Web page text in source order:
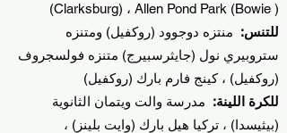
(Clarksburg) ، Allen Pond Park (Bowie )
للتنس: منتزه دوجوود (روكفيل) ومتنزه
ستروبيري نول (جايثرسبيرج) متنزه فولسجروف
(روكفيل) ، كينج فارم بارك (روكفيل)
للكرة اللينة: مدرسة والت ويتمان الثانوية
(بيثيسدا) ، تركيا هيل بارك (وايت بلينز) ،